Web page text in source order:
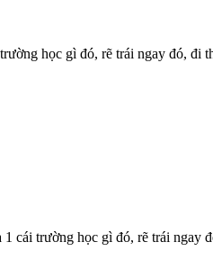
học gì đó, rẽ trái ngay đó, đi
cái trường học gì đó, rẽ trái ngay